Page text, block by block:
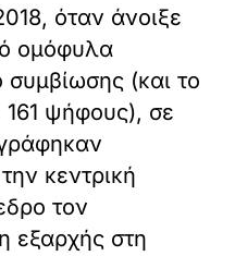
όταν άνοιξε
ομόφυλα
(και το
161 ψήφους), σε
κεντρική
τον
εξαρχής στη